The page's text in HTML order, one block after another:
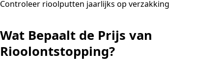
Controleer rioolputten jaarlijks op verzakking
Wat Bepaalt de Prijs van
Rioolontstopping?